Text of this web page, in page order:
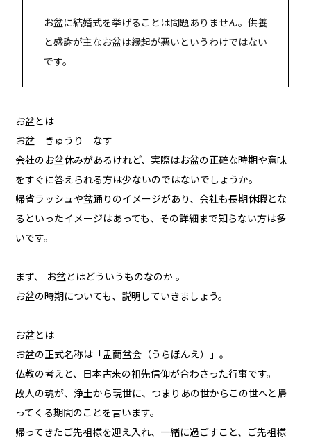
お盆に結婚式を挙げることは問題ありません。供養
と感謝が主なお盆は縁起が悪いというわけではない
です。
お盆とは
お盆 きゅうり なす
会社のお盆休みがあるけれど、実際はお盆の正確な時期や意味
をすぐに答えられる方は少ないのではないでしょうか。
帰省ラッシュや盆踊りのイメージがあり、会社も長期休暇とな
るといったイメージはあっても、その詳細まで知らない方は多
いです。
まず、 お盆とはどういうものなのか 。
お盆の時期についても、説明していきましょう。
お盆とは
お盆の正式名称は「盂蘭盆会（うらぼんえ）」。
仏教の考えと、日本古来の祖先信仰が合わさった行事です。
故人の魂が、浄土から現世に、つまりあの世からこの世へと帰
ってくる期間のことを言います。
帰ってきたご先祖様を迎え入れ、一緒に過ごすこと、ご先祖様